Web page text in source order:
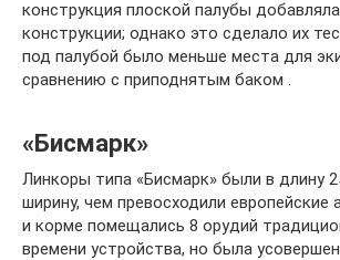
конструкция плоской палубы
конструкции; однако это сделало их
под палубой было меньше места для
сравнению с приподнятым баком .
«Бисмарк»
Линкоры типа «Бисмарк» были в длину
ширину, чем превосходили европейские
и корме помещались 8 орудий
времени устройства, но была